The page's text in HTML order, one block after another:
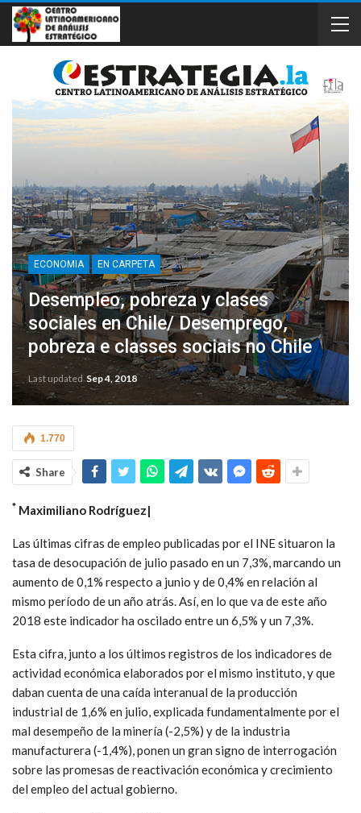
ECONOMIA EN CARPETA
Desempleo, pobreza y clases
sociales en Chile/ Desemprego,
pobreza e classes sociais no Chile
Last updated Sep 4, 2018
1.770
Share
* Maximiliano Rodríguez|
Las últimas cifras de empleo publicadas por el INE situaron la
tasa de desocupación de julio pasado en un 7,3%, marcando un
aumento de 0,1% respecto a junio y de 0,4% en relación al
mismo período de un año atrás. Así, en lo que va de este año
2018 este indicador ha oscilado entre un 6,5% y un 7,3%.
Esta cifra, junto a los últimos registros de los indicadores de
actividad económica elaborados por el mismo instituto, y que
daban cuenta de una caída interanual de la producción
industrial de 1,6% en julio, explicada fundamentalmente por el
mal desempeño de la minería (-2,5%) y de la industria
manufacturera (-1,4%), ponen un gran signo de interrogación
sobre las promesas de reactivación económica y crecimiento
del empleo del actual gobierno.